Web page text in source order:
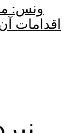
ونس: ما
اقدامات